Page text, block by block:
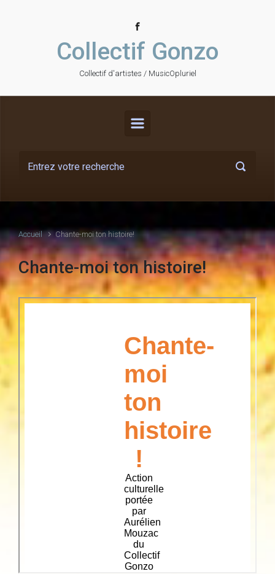
Collectif Gonzo
Collectif d'artistes / MusicOpluriel
Accueil Chante-moi ton histoire!
Chante-moi ton histoire!